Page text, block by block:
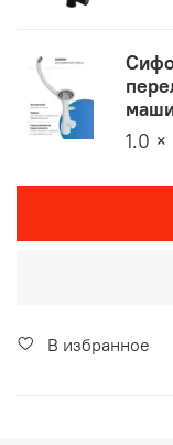
1.0
В избранное